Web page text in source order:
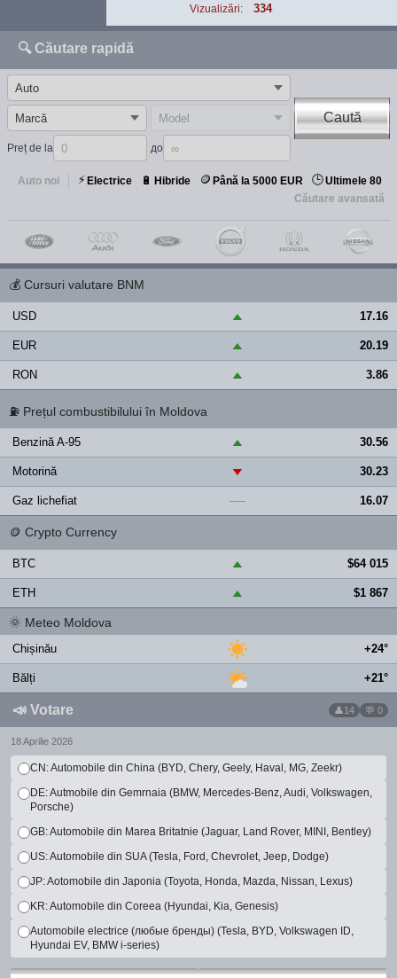
Vizualizări: 334
🔍 Căutare rapidă
Preț de la до
Caută
Auto noi ⚡ Electrice 🔋 Hibride 🪙 Până la 5000 EUR 🕒Ultimele 80
Căutare avansată
💰 Cursuri valutare BNM
USD ▲ 17.16
EUR ▲ 20.19
RON ▲ 3.86
⛽ Prețul combustibilului în Moldova
Benzină A-95 ▲ 30.56
Motorină ▼ 30.23
Gaz lichefiat — 16.07
🪙 Crypto Currency
BTC ▲ $64 015
ETH ▲ $1 867
🌞 Meteo Moldova
Chișinău +24°
Bălți +21°
📣 Votare 14 💬 0
18 Aprilie 2026
CN: Automobile din China (BYD, Chery, Geely, Haval, MG, Zeekr)
DE: Autmobile din Gemrnaia (BMW, Mercedes-Benz, Audi, Volkswagen,
Porsche)
GB: Automobile din Marea Britatnie (Jaguar, Land Rover, MINI, Bentley)
US: Automobile din SUA (Tesla, Ford, Chevrolet, Jeep, Dodge)
JP: Aotomobile din Japonia (Toyota, Honda, Mazda, Nissan, Lexus)
KR: Automobile din Coreea (Hyundai, Kia, Genesis)
Automobile electrice (любые бренды) (Tesla, BYD, Volkswagen ID,
Hyundai EV, BMW i-series)